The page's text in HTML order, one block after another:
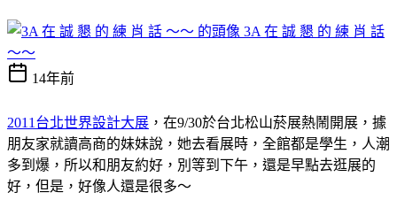
3A 在 誠 懇 的 練 肖 話
～～
14年前
2011台北世界設計大展 ，在9/30於台北松山菸展熱鬧開展，據
朋友家就讀高商的妹妹說，她去看展時，全館都是學生，人潮
多到爆，所以和朋友約好，別等到下午，還是早點去逛展的
好，但是，好像人還是很多～